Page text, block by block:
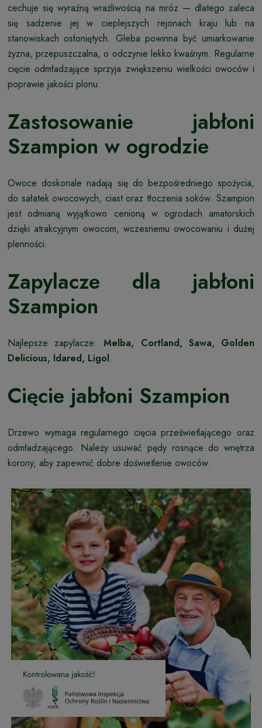
cechuje się wyraźną wrażliwością na mróz — dlatego zaleca
się sadzenie jej w cieplejszych rejonach kraju lub na
stanowiskach osłoniętych. Gleba powinna być umiarkowanie
żyzna, przepuszczalna, o odczynie lekko kwaśnym. Regularne
cięcie odmładzające sprzyja zwiększeniu wielkości owoców i
poprawie jakości plonu.
Zastosowanie jabłoni
Szampion w ogrodzie
Owoce doskonale nadają się do bezpośredniego spożycia,
do sałatek owocowych, ciast oraz tłoczenia soków. Szampion
jest odmianą wyjątkowo cenioną w ogrodach amatorskich
dzięki atrakcyjnym owocom, wczesnemu owocowaniu i dużej
plenności.
Zapylacze dla jabłoni
Szampion
Najlepsze zapylacze:Melba, Cortland, Sawa, Golden
Delicious, Idared, Ligol.
Cięcie jabłoni Szampion
Drzewo wymaga regularnego cięcia prześwietlającego oraz
odmładzającego. Należy usuwać pędy rosnące do wnętrza
korony, aby zapewnić dobre doświetlenie owoców.